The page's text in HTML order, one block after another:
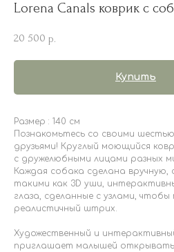
Lorena Canals коврик с
20 500 р.
Купить
Размер : 140 см
Познакомьтесь со своими
друзьями! Круглый моющийся
с дружелюбными лицами разных
Каждая собака сделана вручную,
такими как 3D уши,
глаза, сделанные с узлами,
реалистичный штрих.
Художественный и
приглашает малышей